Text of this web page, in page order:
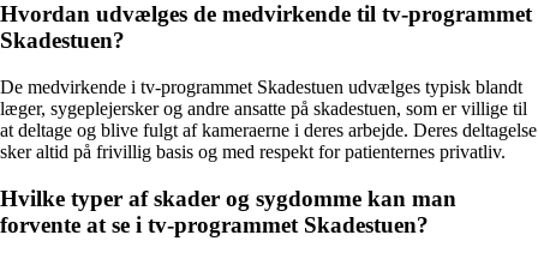
Hvordan udvælges de medvirkende til tv-programmet
Skadestuen?
De medvirkende i tv-programmet Skadestuen udvælges typisk blandt
læger, sygeplejersker og andre ansatte på skadestuen, som er villige til
at deltage og blive fulgt af kameraerne i deres arbejde. Deres deltagelse
sker altid på frivillig basis og med respekt for patienternes privatliv.
Hvilke typer af skader og sygdomme kan man
forvente at se i tv-programmet Skadestuen?